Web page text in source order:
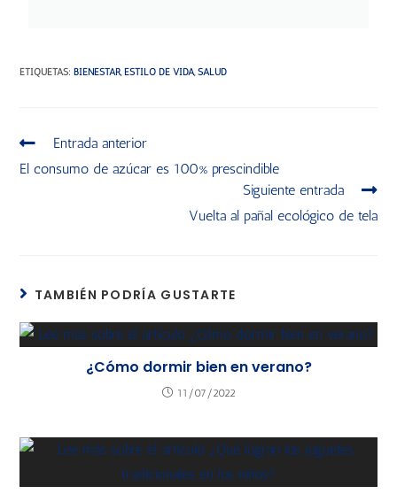
ETIQUETAS:BIENESTAR, ESTILO DE VIDA, SALUD
Entrada anterior
El consumo de azúcar es 100% prescindible
Siguiente entrada
Vuelta al pañal ecológico de tela
TAMBIÉN PODRÍA GUSTARTE
¿Cómo dormir bien en verano?
11/07/2022